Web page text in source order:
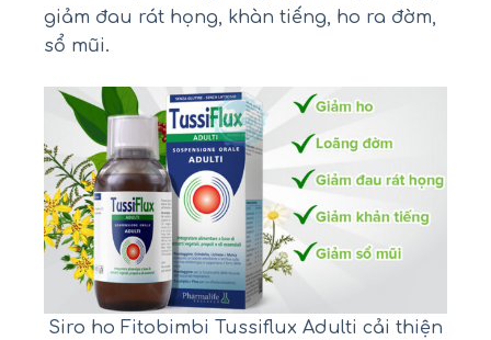
giảm đau rát họng, khàn tiếng, ho ra đờm,
sổ mũi.
Siro ho Fitobimbi Tussiflux Adulti cải thiện